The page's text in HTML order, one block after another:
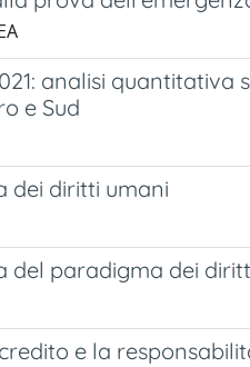
analisi
e Sud
dei diritti umani
del paradigma dei
e la